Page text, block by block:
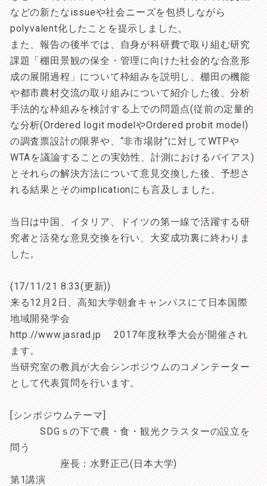
などの新たなissueや社会ニーズを包摂しながら
polyvalent化したことを提示しました。
また、報告の後半では、自身が科研費で取り組む研究
課題「棚田景観の保全・管理に向けた社会的な合意形
成の展開過程」について枠組みを説明し、棚田の機能
や都市農村交流の取り組みについて紹介した後、分析
手法的な枠組みを検討する上での問題点(従前の定量的
な分析(Ordered logit modelやOrdered probit model)
の調査票設計の限界や、“非市場財”に対してWTPや
WTAを議論することの実効性、計測におけるバイアス)
とそれらの解決方法について意見交換した後、予想さ
れる結果とそのimplicationにも言及しました。
当日は中国、イタリア、ドイツの第一線で活躍する研
究者と活発な意見交換を行い、大変成功裏に終わりま
した。
(17/11/21 8:33(更新))
来る12月2日、高知大学朝倉キャンパスにて日本国際
地域開発学会
http://www.jasrad.jp 2017年度秋季大会が開催され
ます。
当研究室の教員が大会シンポジウムのコメンテーター
として代表質問を行います。
[シンポジウムテーマ]
SDGｓの下で農・食・観光クラスターの設立を
問う
座長：水野正己(日本大学)
第1講演